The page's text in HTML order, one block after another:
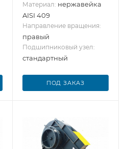
Материал: нержавейка
AISI 409
Направление вращения:
правый
Подшипниковый узел:
стандартный
ПОД ЗАКАЗ